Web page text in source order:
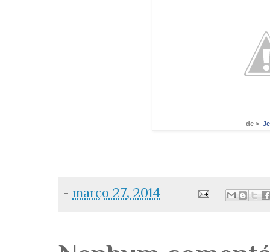
de >
-março 27, 2014